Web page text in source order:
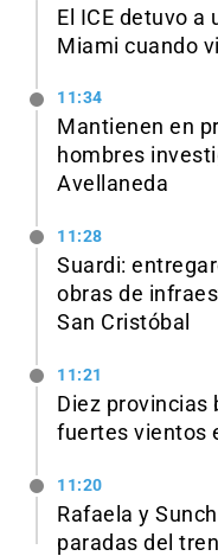
El ICE detuvo
Miami cuando
11:34
Mantienen en
hombres
Avellaneda
11:28
Suardi:
obras de
San Cristóbal
11:21
Diez provincias
fuertes vientos
11:20
Rafaela y
paradas del